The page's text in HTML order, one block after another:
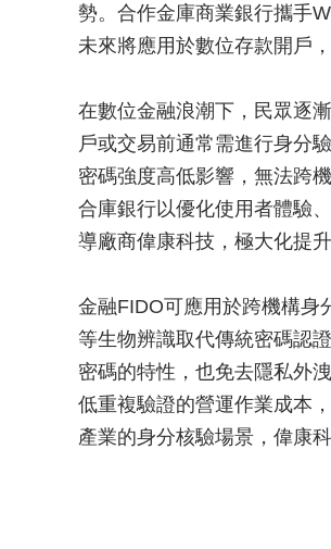
勢。合作金庫商業銀行攜手
未來將應用於數位存款開戶
在數位金融浪潮下，民眾逐
戶或交易前通常需進行身分
密碼強度高低影響，無法跨
合庫銀行以優化使用者體驗
導廠商偉康科技，極大化提
金融FIDO可應用於跨機構身
等生物辨識取代傳統密碼認
密碼的特性，也免去隱私外
低重複驗證的營運作業成本
產業的身分核驗場景，偉康